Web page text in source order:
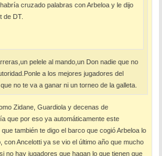
cruzado palabras con Arbeloa y le dijo
de DT.
pelele al mando,un Don nadie que no
a los mejores jugadores del
no te va a ganar ni un torneo de la galleta.
Zidane, Guardiola y decenas de
que por eso ya automáticamente este
también te digo el barco que cogió Arbeloa lo
con Ancelotti ya se vio el último año que mucho
no hay jugadores que hagan lo que tienen que